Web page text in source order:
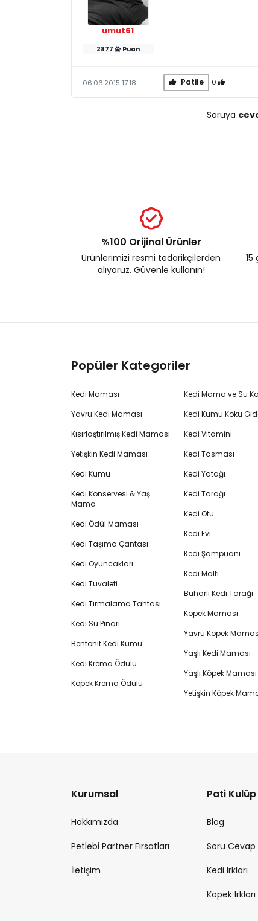
umut61
2877 Puan
06.06.2015 17:18 Patile 0
Soruya
%100 Orijinal Ürünler
Ürünlerimizi resmi tedarikçilerden
alıyoruz. Güvenle kullanın!
Popüler Kategoriler
Kedi Maması
Yavru Kedi Maması
Kısırlaştırılmış Kedi Maması
Yetişkin Kedi Maması
Kedi Kumu
Kedi Konservesi & Yaş
Mama
Kedi Ödül Maması
Kedi Taşıma Çantası
Kedi Oyuncakları
Kedi Tuvaleti
Kedi Tırmalama Tahtası
Kedi Su Pınarı
Bentonit Kedi Kumu
Kedi Krema Ödülü
Köpek Krema Ödülü
Kedi Mama ve Su
Kedi Kumu Koku
Kedi Vitamini
Kedi Tasması
Kedi Yatağı
Kedi Tarağı
Kedi Otu
Kedi Evi
Kedi Şampuanı
Kedi Maltı
Buharlı Kedi Tarağı
Köpek Maması
Yavru Köpek
Yaşlı Kedi Maması
Yaşlı Köpek Maması
Yetişkin Köpek
Kurumsal
Hakkımızda
Petlebi Partner Fırsatları
İletişim
Pati Kulüp
Blog
Soru Cevap
Kedi Irkları
Köpek Irkları